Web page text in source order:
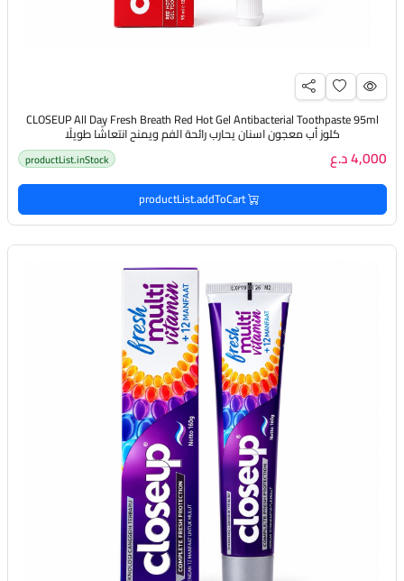
CLOSEUP All Day Fresh Breath Red Hot Gel Antibacterial Toothpaste 95ml
كلوز أب معجون اسنان يحارب رائحة الفم ويمنح انتعاشًا طويلًا
4,000 د.ع productList.inStock
productList.addToCart